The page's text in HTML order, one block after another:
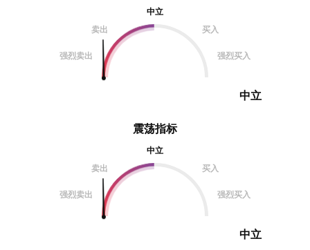
震荡指标
中立
卖出
买入
强烈卖出 强烈买入
中立
中立
卖出
买入
强烈卖出 强烈买入
中立